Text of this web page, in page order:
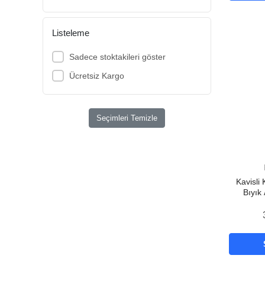
Listeleme
Sadece stoktakileri göster
Ücretsiz Kargo
Seçimleri Temizle
Kavisli